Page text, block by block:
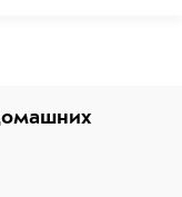
уже через 3-5
Действие
блох еще до
в окружающей